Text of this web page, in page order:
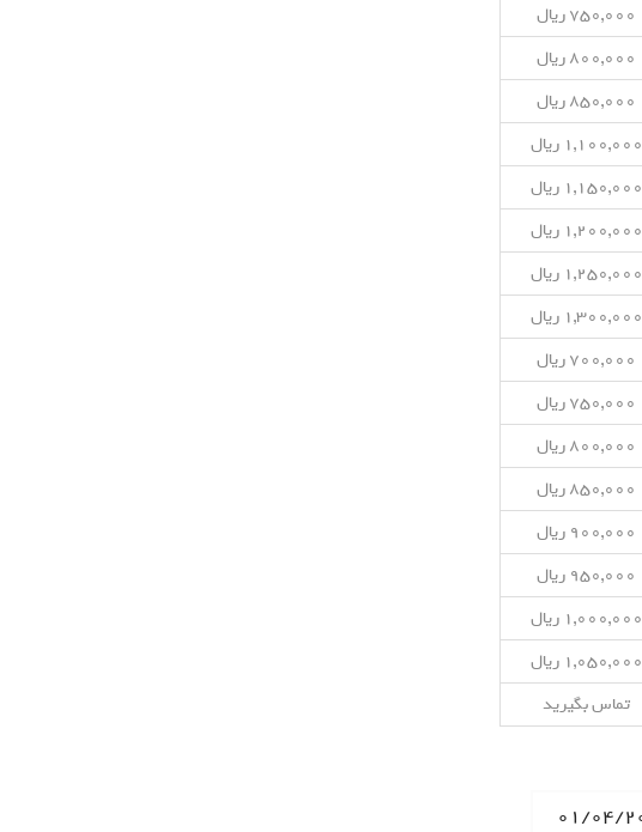
۷۵۰,۰۰۰ ریال
۸۰۰,۰۰۰ ریال
۸۵۰,۰۰۰ ریال
۱,۱۰۰,۰۰۰ ریال
۱,۱۵۰,۰۰۰ ریال
۱,۲۰۰,۰۰۰ ریال
۱,۲۵۰,۰۰۰ ریال
۱,۳۰۰,۰۰۰ ریال
۷۰۰,۰۰۰ ریال
۷۵۰,۰۰۰ ریال
۸۰۰,۰۰۰ ریال
۸۵۰,۰۰۰ ریال
۹۰۰,۰۰۰ ریال
۹۵۰,۰۰۰ ریال
۱,۰۰۰,۰۰۰ ریال
۱,۰۵۰,۰۰۰ ریال
تماس بگیرید